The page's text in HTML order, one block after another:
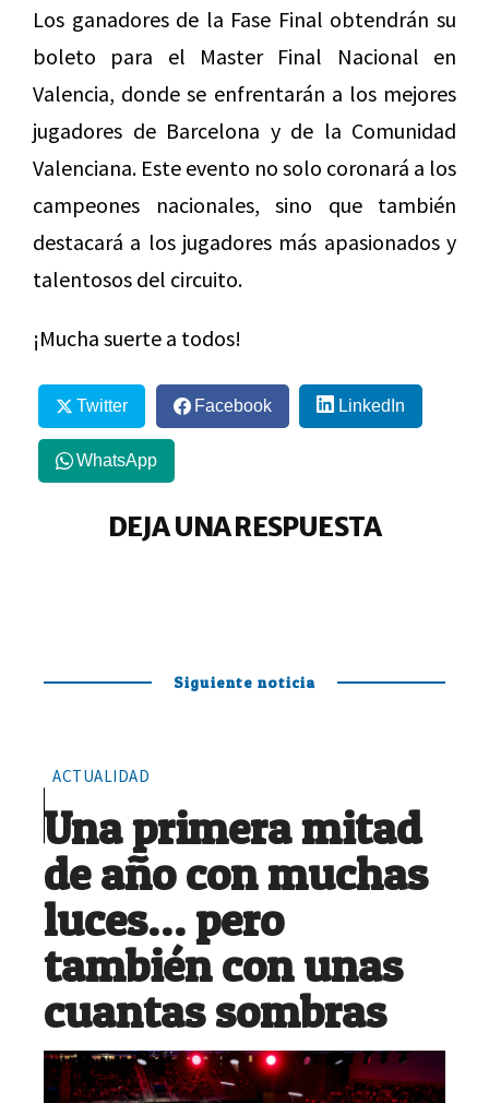
Los ganadores de la Fase Final obtendrán su
boleto para el Master Final Nacional en
Valencia, donde se enfrentarán a los mejores
jugadores de Barcelona y de la Comunidad
Valenciana. Este evento no solo coronará a los
campeones nacionales, sino que también
destacará a los jugadores más apasionados y
talentosos del circuito.
¡Mucha suerte a todos!
Twitter Facebook LinkedIn
WhatsApp
DEJA UNA RESPUESTA
Siguiente noticia
ACTUALIDAD
Una primera mitad
de año con muchas
luces… pero
también con unas
cuantas sombras